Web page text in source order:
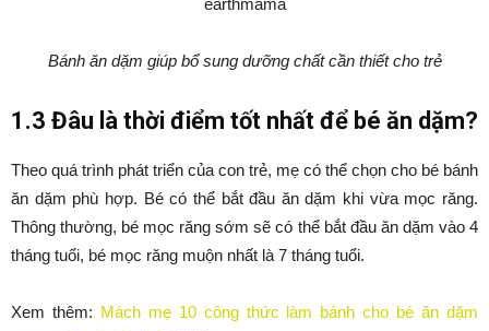
Bánh ăn dặm giúp bổ sung dưỡng chất cần thiết cho trẻ
1.3 Đâu là thời điểm tốt nhất để bé ăn dặm?
Theo quá trình phát triển của con trẻ, mẹ có thể chọn cho bé bánh
ăn dặm phù hợp. Bé có thể bắt đầu ăn dặm khi vừa mọc răng.
Thông thường, bé mọc răng sớm sẽ có thể bắt đầu ăn dặm vào 4
tháng tuổi, bé mọc răng muộn nhất là 7 tháng tuổi.
Xem thêm: Mách mẹ 10 công thức làm bánh cho bé ăn dặm